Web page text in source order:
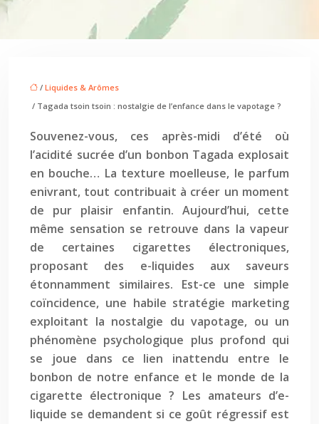
/ Liquides & Arômes
/ Tagada tsoin tsoin : nostalgie de l’enfance dans le vapotage ?
Souvenez-vous, ces après-midi d’été où
l’acidité sucrée d’un bonbon Tagada explosait
en bouche… La texture moelleuse, le parfum
enivrant, tout contribuait à créer un moment
de pur plaisir enfantin. Aujourd’hui, cette
même sensation se retrouve dans la vapeur
de certaines cigarettes électroniques,
proposant des e-liquides aux saveurs
étonnamment similaires. Est-ce une simple
coïncidence, une habile stratégie marketing
exploitant la nostalgie du vapotage, ou un
phénomène psychologique plus profond qui
se joue dans ce lien inattendu entre le
bonbon de notre enfance et le monde de la
cigarette électronique ? Les amateurs d’e-
liquide se demandent si ce goût régressif est